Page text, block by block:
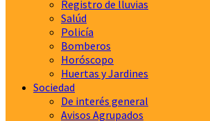
Registro de lluvias
Salúd
Policía
Bomberos
Horóscopo
Huertas y Jardines
Sociedad
De interés general
Avisos Agrupados